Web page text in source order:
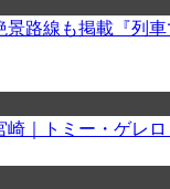
景路線も掲載『列
崎｜トミー・ゲレ